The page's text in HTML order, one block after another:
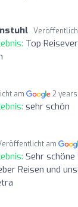
Top
am 2
sehr schön
am
Sehr schöne
Reisen und